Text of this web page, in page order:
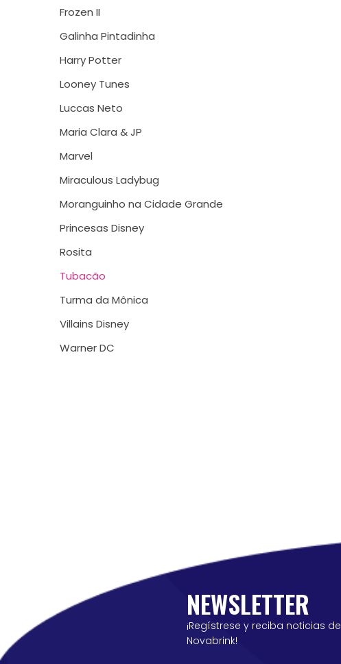
Frozen II
Galinha Pintadinha
Harry Potter
Looney Tunes
Luccas Neto
Maria Clara & JP
Marvel
Miraculous Ladybug
Moranguinho na Cidade Grande
Princesas Disney
Rosita
Tubacão
Turma da Mônica
Villains Disney
Warner DC
NEWSLETTER
¡Regístrese y reciba noticias de
Novabrink!